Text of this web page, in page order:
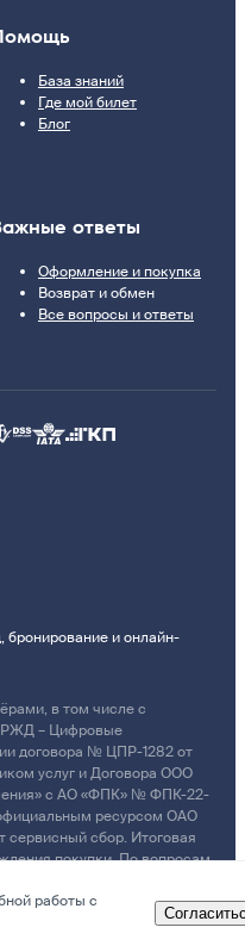
База знаний
Где мой билет
Блог
ответы
Оформление и покупка
Возврат и обмен
Все вопросы и ответы
и онлайн-
в том числе с
– Цифровые
договора № ЦПР-1282 от
услуг и Договора ООО
с АО «ФПК» № ФПК-22-
официальным ресурсом ОАО
сбор. Итоговая
покупки. По вопросам
в Службу Заботы.
работы с